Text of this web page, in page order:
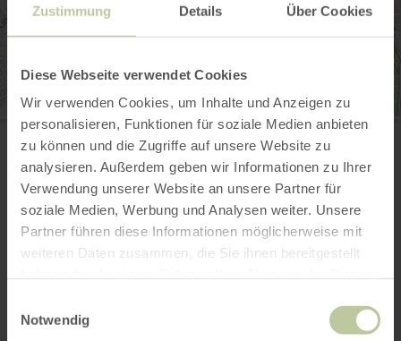
Zustimmung Details Über Cookies
Diese Webseite verwendet Cookies
Wir verwenden Cookies, um Inhalte und Anzeigen zu
personalisieren, Funktionen für soziale Medien anbieten
zu können und die Zugriffe auf unsere Website zu
analysieren. Außerdem geben wir Informationen zu Ihrer
Verwendung unserer Website an unsere Partner für
soziale Medien, Werbung und Analysen weiter. Unsere
Partner führen diese Informationen möglicherweise mit
weiteren Daten zusammen, die Sie ihnen bereitgestellt
Notwendig
Hauptgeschäftsstelle Eifelverein e.V.
Stürtzstraße 2-6
52394 Düren
+49 2421 1312 1
E-Mail
Webseite
Anreise planen